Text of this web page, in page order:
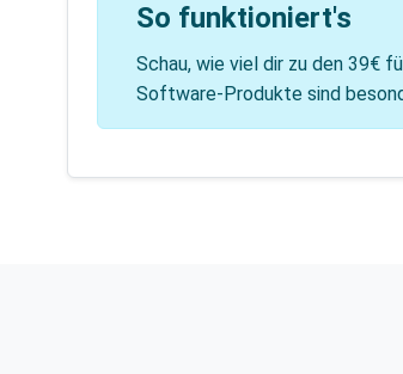
So funktioniert's
Schau, wie viel dir zu den 39€
Software-Produkte sind